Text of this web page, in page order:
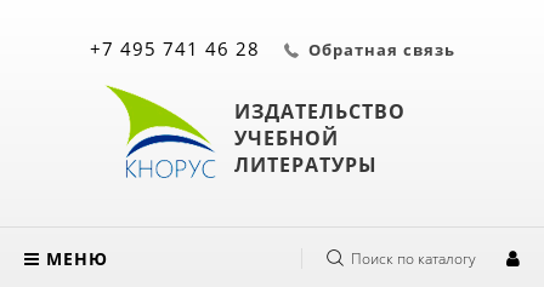
ИЗДАТЕЛЬСТВО
УЧЕБНОЙ
ЛИТЕРАТУРЫ
+7 495 741 46 28 Обратная связь
МЕНЮ Поиск по каталогу